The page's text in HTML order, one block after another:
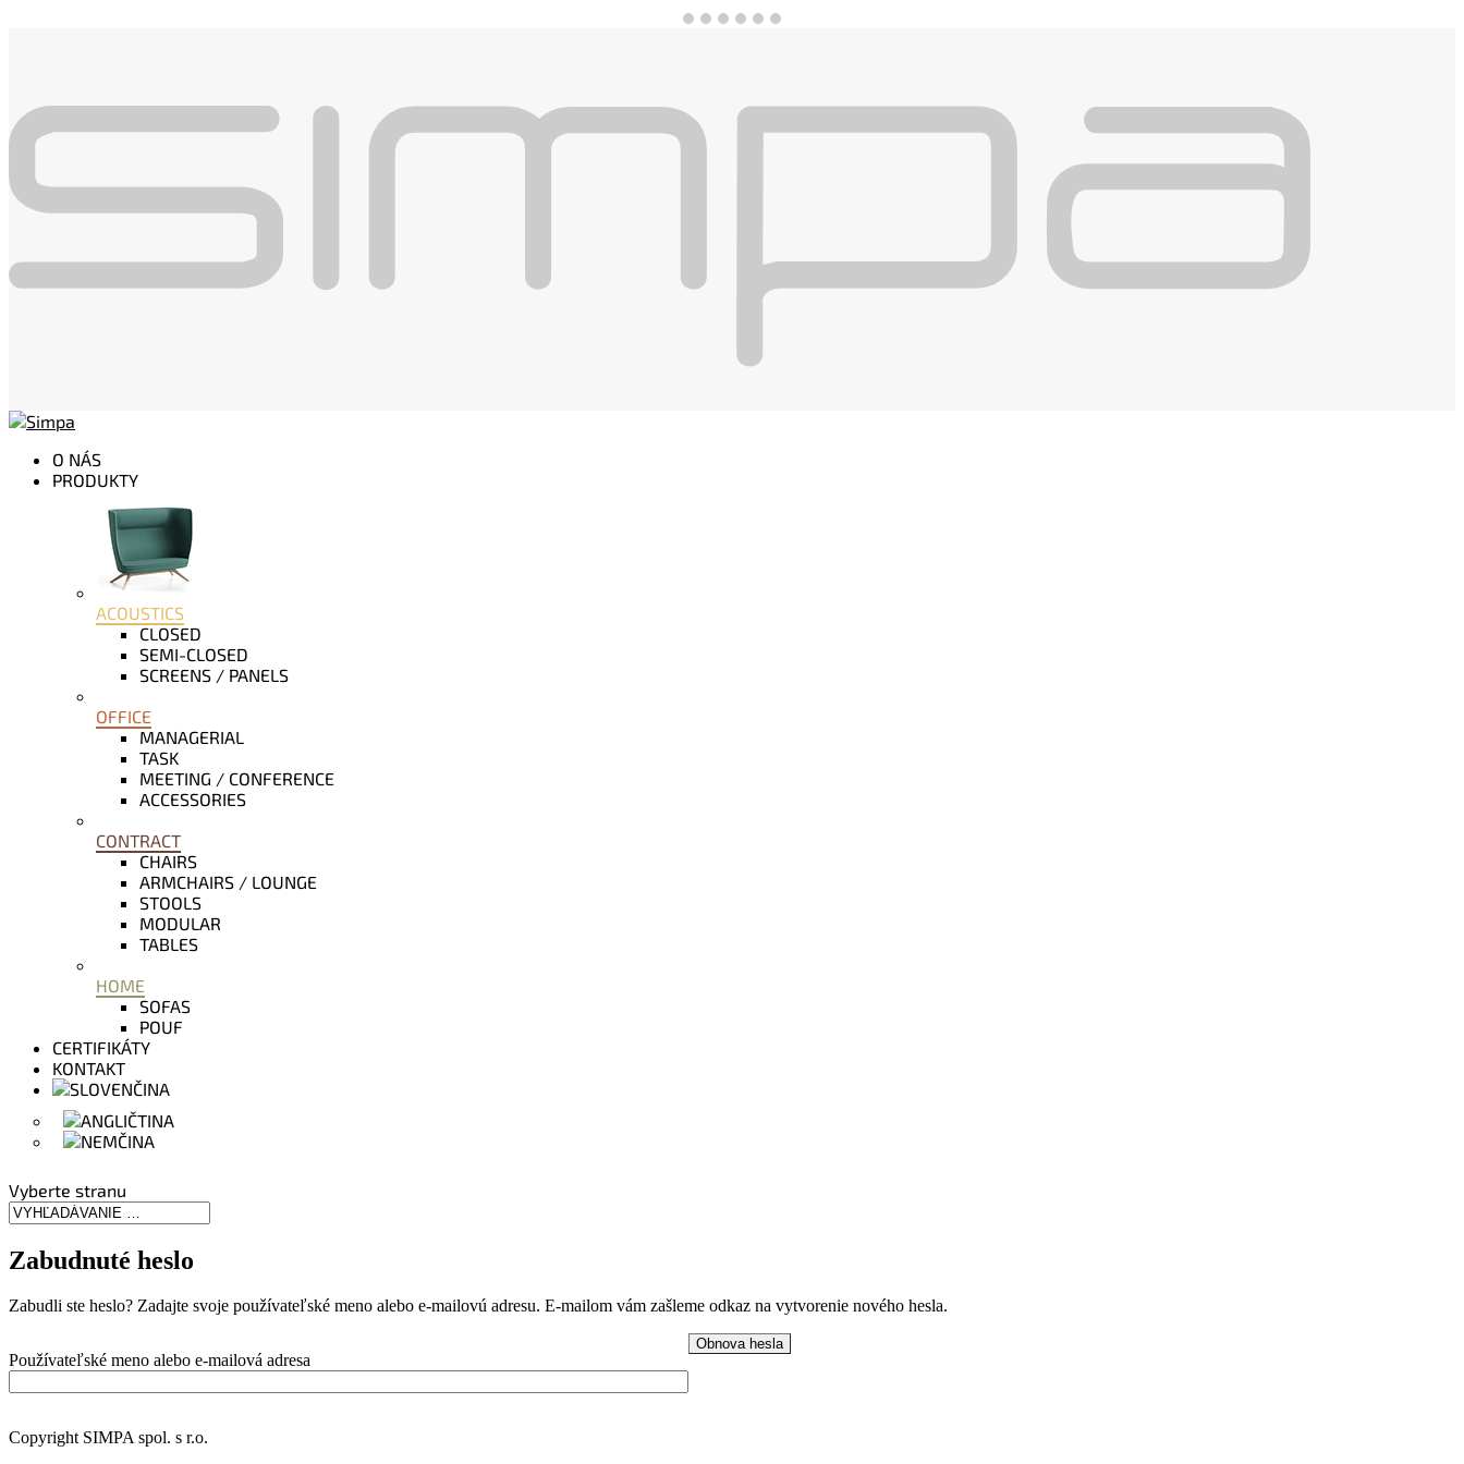
O NÁS
PRODUKTY
ACOUSTICS
CLOSED
SEMI-CLOSED
SCREENS / PANELS
OFFICE
MANAGERIAL
TASK
MEETING / CONFERENCE
ACCESSORIES
CONTRACT
CHAIRS
ARMCHAIRS / LOUNGE
STOOLS
MODULAR
TABLES
HOME
SOFAS
POUF
CERTIFIKÁTY
KONTAKT
Vyberte stranu
Zabudnuté heslo
Zabudli ste heslo? Zadajte svoje používateľské meno alebo e-mailovú adresu. E-mailom vám zašleme odkaz na vytvorenie nového hesla.
Používateľské meno alebo e-mailová adresa
Obnova hesla
Copyright SIMPA spol. s r.o.